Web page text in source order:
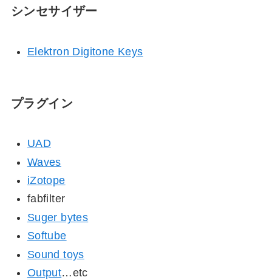
シンセサイザー
Elektron Digitone Keys
プラグイン
UAD
Waves
iZotope
fabfilter
Suger bytes
Softube
Sound toys
Output…etc